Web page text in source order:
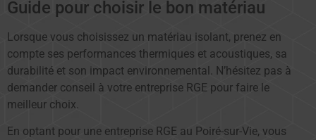
Guide pour choisir le bon matériau
Lorsque vous choisissez un matériau isolant, prenez en
compte ses performances thermiques et acoustiques, sa
durabilité et son impact environnemental. N’hésitez pas à
demander conseil à votre entreprise RGE pour faire le
meilleur choix.
En optant pour une entreprise RGE au Poiré-sur-Vie, vous